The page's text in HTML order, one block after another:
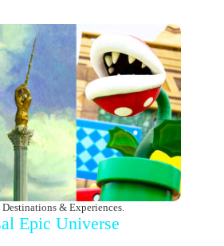
& Experiences.
Epic Universe